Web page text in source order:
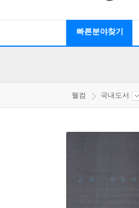
빠른분야찾기
웰컴 국내도서